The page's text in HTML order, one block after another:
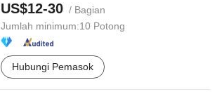
US$12-30 / Bagian
Jumlah minimum:10 Potong
Hubungi Pemasok